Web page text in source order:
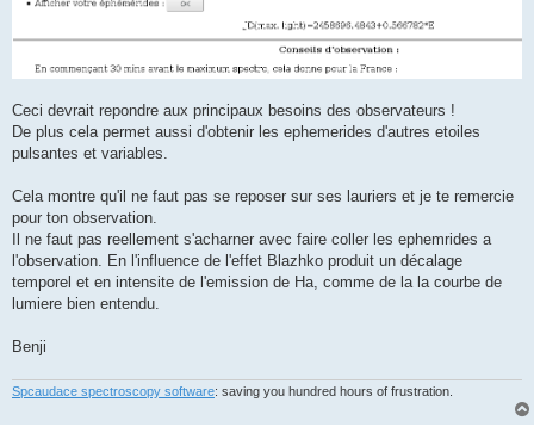
Ceci devrait repondre aux principaux besoins des observateurs !
De plus cela permet aussi d'obtenir les ephemerides d'autres etoiles
pulsantes et variables.
Cela montre qu'il ne faut pas se reposer sur ses lauriers et je te remercie
pour ton observation.
Il ne faut pas reellement s'acharner avec faire coller les ephemrides a
l'observation. En l'influence de l'effet Blazhko produit un décalage
temporel et en intensite de l'emission de Ha, comme de la la courbe de
lumiere bien entendu.
Benji
Spcaudace spectroscopy software: saving you hundred hours of frustration.